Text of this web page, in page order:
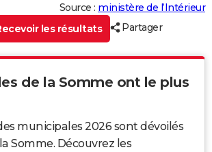
Source : ministère de l’Intérieur
les résultats
Partager
de la Somme ont le plus
municipales 2026 sont dévoilés
Somme. Découvrez les